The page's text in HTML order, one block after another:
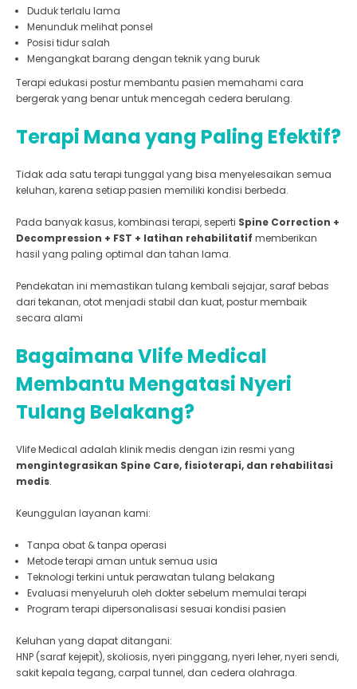
Duduk terlalu lama
Menunduk melihat ponsel
Posisi tidur salah
Mengangkat barang dengan teknik yang buruk
Terapi edukasi postur membantu pasien memahami cara
bergerak yang benar untuk mencegah cedera berulang.
Terapi Mana yang Paling Efektif?
Tidak ada satu terapi tunggal yang bisa menyelesaikan semua
keluhan, karena setiap pasien memiliki kondisi berbeda.
Pada banyak kasus, kombinasi terapi, seperti Spine Correction +
Decompression + FST + latihan rehabilitatif memberikan
hasil yang paling optimal dan tahan lama.
Pendekatan ini memastikan tulang kembali sejajar, saraf bebas
dari tekanan, otot menjadi stabil dan kuat, postur membaik
secara alami
Bagaimana Vlife Medical
Membantu Mengatasi Nyeri
Tulang Belakang?
Vlife Medical adalah klinik medis dengan izin resmi yang
mengintegrasikan Spine Care, fisioterapi, dan rehabilitasi
medis.
Keunggulan layanan kami:
Tanpa obat & tanpa operasi
Metode terapi aman untuk semua usia
Teknologi terkini untuk perawatan tulang belakang
Evaluasi menyeluruh oleh dokter sebelum memulai terapi
Program terapi dipersonalisasi sesuai kondisi pasien
Keluhan yang dapat ditangani:
HNP (saraf kejepit), skoliosis, nyeri pinggang, nyeri leher, nyeri sendi,
sakit kepala tegang, carpal tunnel, dan cedera olahraga.